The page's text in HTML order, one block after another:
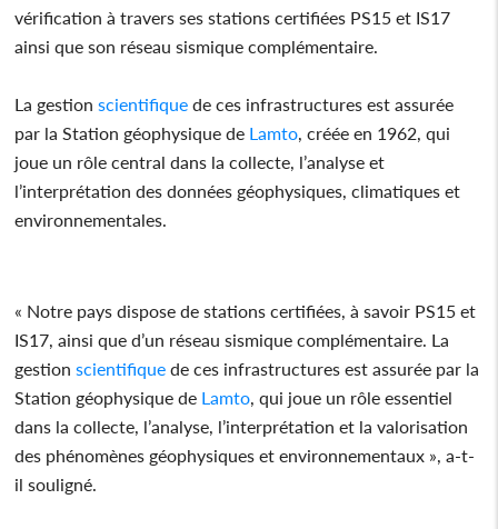
vérification à travers ses stations certifiées PS15 et IS17
ainsi que son réseau sismique complémentaire.
La gestion scientifique de ces infrastructures est assurée
par la Station géophysique de Lamto , créée en 1962, qui
joue un rôle central dans la collecte, l’analyse et
l’interprétation des données géophysiques, climatiques et
environnementales.
« Notre pays dispose de stations certifiées, à savoir PS15 et
IS17, ainsi que d’un réseau sismique complémentaire. La
gestion scientifique de ces infrastructures est assurée par la
Station géophysique de Lamto , qui joue un rôle essentiel
dans la collecte, l’analyse, l’interprétation et la valorisation
des phénomènes géophysiques et environnementaux », a-t-
il souligné.